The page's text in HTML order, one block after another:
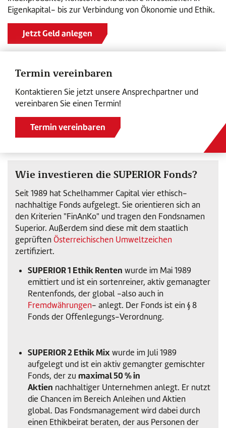
Eigenkapital- bis zur Verbindung von Ökonomie und Ethik.
Jetzt Geld anlegen
Termin vereinbaren
Kontaktieren Sie jetzt unsere Ansprechpartner und
vereinbaren Sie einen Termin!
Termin vereinbaren
Wie investieren die SUPERIOR Fonds?
Seit 1989 hat Schelhammer Capital vier ethisch-
nachhaltige Fonds aufgelegt. Sie orientieren sich an
den Kriterien "FinAnKo" und tragen den Fondsnamen
Superior. Außerdem sind diese mit dem staatlich
geprüften Österreichischen Umweltzeichen
zertifiziert.
SUPERIOR 1 Ethik Renten wurde im Mai 1989
emittiert und ist ein sortenreiner, aktiv gemanagter
Rentenfonds, der global -also auch in
Fremdwährungen- anlegt. Der Fonds ist ein § 8
Fonds der Offenlegungs-Verordnung.
SUPERIOR 2 Ethik Mixwurde im Juli 1989
aufgelegt und ist ein aktiv gemangter gemischter
Fonds, der zu maximal 50 % in
Aktien nachhaltiger Unternehmen anlegt. Er nutzt
die Chancen im Bereich Anleihen und Aktien
global. Das Fondsmanagement wird dabei durch
einen Ethikbeirat beraten, der aus Personen der